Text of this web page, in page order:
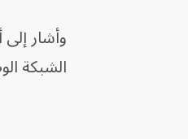
وأشار
الشبكة